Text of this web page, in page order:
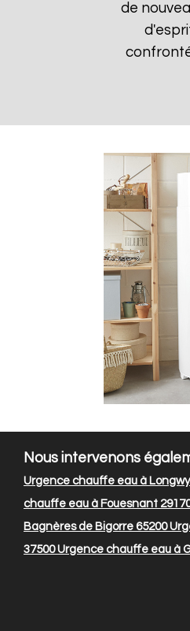
de
Nous intervenons
Urgence chauffe eau à
chauffe eau à Fouesnant
Bagnères de Bigorre 65200
37500Urgence chauffe eau à